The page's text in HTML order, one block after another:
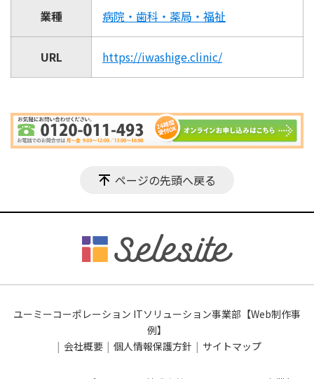
業種 病院・歯科・薬局・福祉
URL https://iwashige.clinic/
ページの先頭へ戻る
ユーミーコーポレーション ITソリューション事業部【Web制作事
例】
会社概要
個人情報保護方針 サイトマップ